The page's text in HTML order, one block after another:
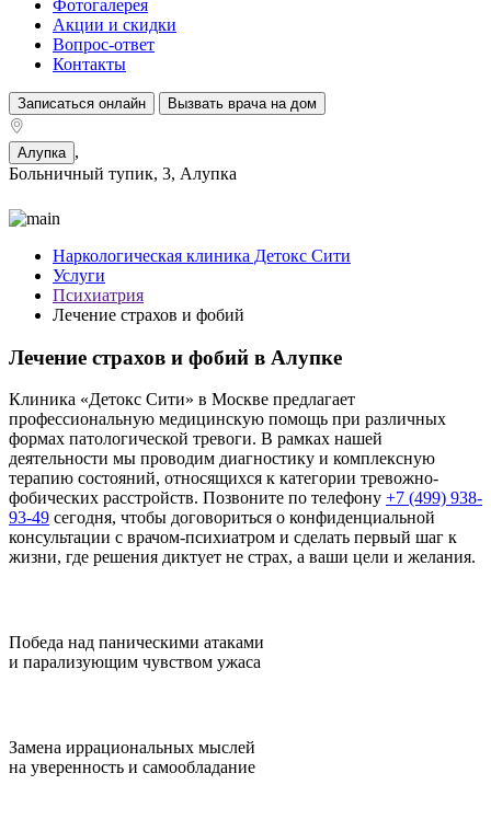
Фотогалерея
Акции и скидки
Вопрос-ответ
Контакты
Записаться онлайн Вызвать врача на дом
Алупка ,
Больничный тупик, 3, Алупка
Наркологическая клиника Детокс Сити
Услуги
Психиатрия
Лечение страхов и фобий
Лечение страхов и фобий в Алупке
Клиника «Детокс Сити» в Москве предлагает
профессиональную медицинскую помощь при различных
формах патологической тревоги. В рамках нашей
деятельности мы проводим диагностику и комплексную
терапию состояний, относящихся к категории тревожно-
фобических расстройств. Позвоните по телефону +7 (499) 938-
93-49 сегодня, чтобы договориться о конфиденциальной
консультации с врачом-психиатром и сделать первый шаг к
жизни, где решения диктует не страх, а ваши цели и желания.
Победа над паническими атаками
и парализующим чувством ужаса
Замена иррациональных мыслей
на уверенность и самообладание